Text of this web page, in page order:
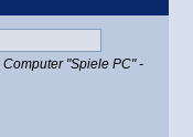
Computer "Spiele PC" -